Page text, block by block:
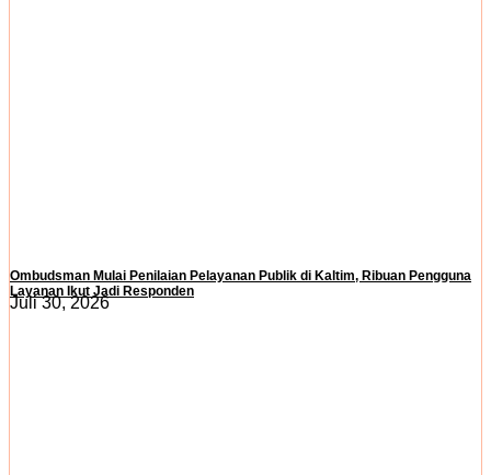
Ombudsman Mulai Penilaian Pelayanan Publik di Kaltim, Ribuan Pengguna
Layanan Ikut Jadi Responden
Juli 30, 2026